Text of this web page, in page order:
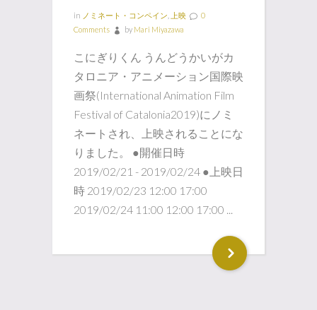
in ノミネート・コンペイン 上映
0
Comments
by Mari Miyazawa
こにぎりくん うんどうかいがカ
タロニア・アニメーション国際映
画祭(International Animation Film
Festival of Catalonia2019)にノミ
ネートされ、上映されることにな
りました。 ●開催日時
2019/02/21 - 2019/02/24 ●上映日
時 2019/02/23 12:00 17:00
2019/02/24 11:00 12:00 17:00 ...